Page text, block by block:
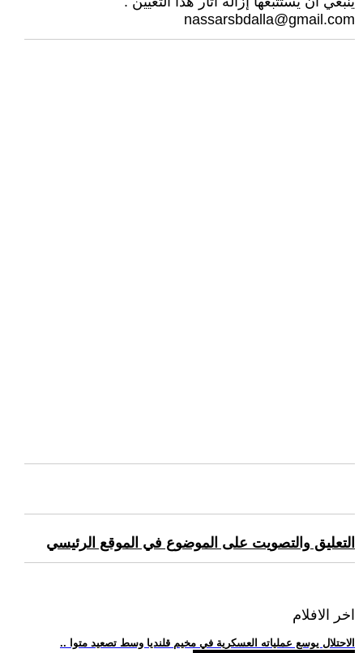
nassarsbdalla@gmail.com
التعليق والتصويت على الموضوع في الموقع الرئيسي
اخر الافلام
.. الاحتلال يوسع عملياته العسكرية في مخيم قلنديا وسط تصعيد متوا